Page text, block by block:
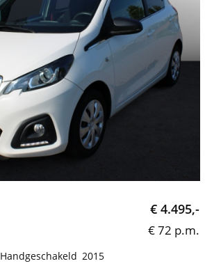
€ 4.495,-
€ 72 p.m.
Handgeschakeld 2015